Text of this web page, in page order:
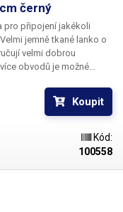
černý
pro připojení jakékoli
jemně tkané lanko o
velmi dobrou
obvodů je možné
červená, černá,
Koupit
Kód:
100558